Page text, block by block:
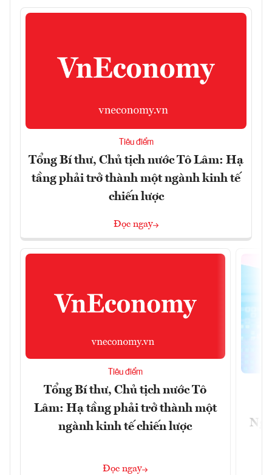
Tiêu điểm
Tổng Bí thư, Chủ tịch nước Tô Lâm: Hạ
tầng phải trở thành một ngành kinh tế
chiến lược
Đọc ngay
Tiêu điểm
Tổng Bí thư, Chủ tịch nước Tô
Lâm: Hạ tầng phải trở thành một
ngành kinh tế chiến lược
Đọc ngay